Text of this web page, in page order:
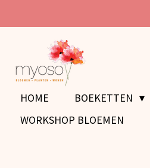
direct
hoofdinhoud
HOME BOEKETTEN
WORKSHOP BLOEMEN